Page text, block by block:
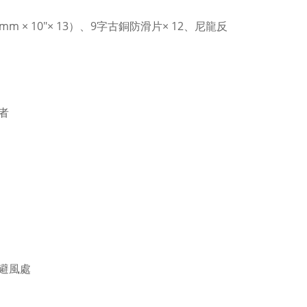
× 10"× 13）、9字古銅防滑片× 12、尼龍反
風處